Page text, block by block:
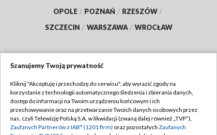
OPOLE / POZNAŃ / RZESZÓW /
SZCZECIN / WARSZAWA / WROCŁAW
TVP
Abonament TVP
Emisja w TVP
Regulamin TVP
Polityka prywatności
Szanujemy Twoją prywatność
Kliknij "Akceptuję i przechodzę do serwisu", aby wyrazić zgody na
korzystanie z technologii automatycznego śledzenia i zbierania danych,
dostęp do informacji na Twoim urządzeniu końcowym i ich
przechowywanie oraz na przetwarzanie Twoich danych osobowych przez
nas, czyli Telewizję Polską S.A. w likwidacji (zwaną dalej również „TVP”),
Zaufanych Partnerów z IAB* (1201 firm) oraz pozostałych Zaufanych